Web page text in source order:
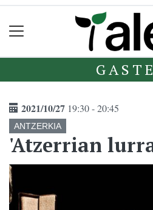
2021/10/27 19:30 - 20:45
ANTZERKIA
'Atzerrian